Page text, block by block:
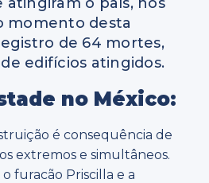
momento desta
de 64 mortes,
edifícios atingidos.
no México:
é consequência de
extremos e simultâneos.
furacão Priscilla e a